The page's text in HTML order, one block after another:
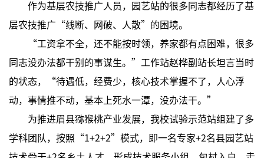
作为基层农技推广人员，园艺站的很多同志都经历了基
层农技推广“线断、网破、人散”的困境。
“工资拿不全，还不能按时领，养家都有点困难，很多
同志没办法都干别的事谋生。”工作站赵桦副站长坦言当时
的状态，“待遇低，经费少，核心技术掌握不了，人心浮
动，事情推不动，基本上死水一潭，没办法干。”
为推进眉县猕猴桃产业发展，我校试验示范站组建了多
学科团队，按照“1+2+2”模式，即一名专家+2名县园艺站